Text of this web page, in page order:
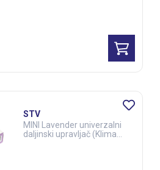
STV
MINI Lavender univerzalni
daljinski upravljač (Klima